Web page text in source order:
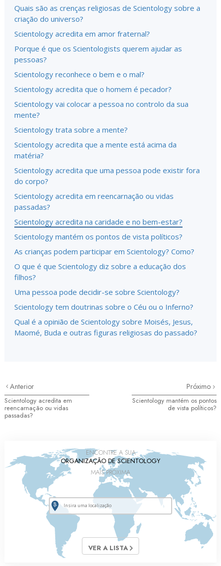
Quais são as crenças religiosas de Scientology sobre a
criação do universo?
Scientology acredita em amor fraternal?
Porque é que os Scientologists querem ajudar as
pessoas?
Scientology reconhece o bem e o mal?
Scientology acredita que o homem é pecador?
Scientology vai colocar a pessoa no controlo da sua
mente?
Scientology trata sobre a mente?
Scientology acredita que a mente está acima da
matéria?
Scientology acredita que uma pessoa pode existir fora
do corpo?
Scientology acredita em reencarnação ou vidas
passadas?
Scientology acredita na caridade e no bem-estar?
Scientology mantém os pontos de vista políticos?
As crianças podem participar em Scientology? Como?
O que é que Scientology diz sobre a educação dos
filhos?
Uma pessoa pode decidir-se sobre Scientology?
Scientology tem doutrinas sobre o Céu ou o Inferno?
Qual é a opinião de Scientology sobre Moisés, Jesus,
Maomé, Buda e outras figuras religiosas do passado?
Anterior
Scientology acredita em
reencarnação ou vidas
passadas?
Próximo
Scientology mantém os pontos
de vista políticos?
ENCONTRE A SUA
ORGANIZAÇÃO DE SCIENTOLOGY
MAIS PRÓXIMA
VER A LISTA